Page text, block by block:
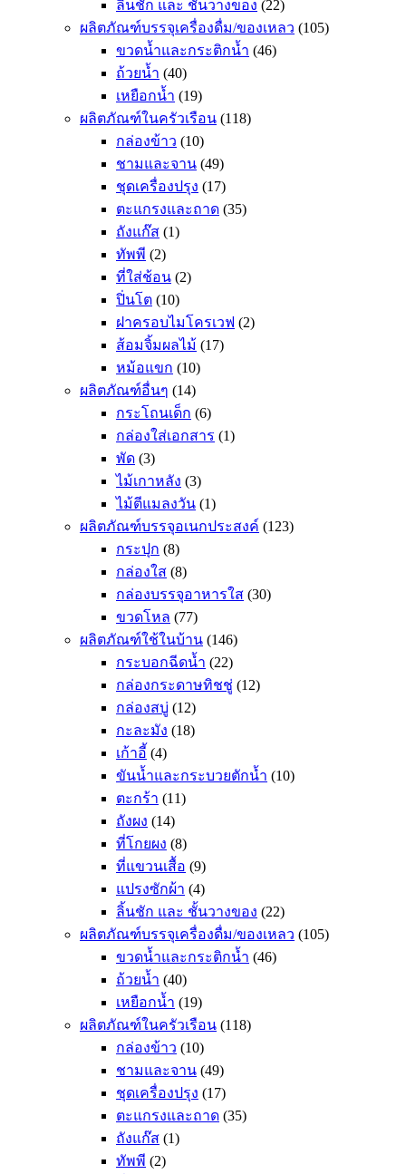
ลิ้นชัก และ ชั้นวางของ (22)
ผลิตภัณฑ์บรรจุเครื่องดื่ม/ของเหลว (105)
ขวดน้ำและกระติกน้ำ (46)
ถ้วยน้ำ (40)
เหยือกน้ำ (19)
ผลิตภัณฑ์ในครัวเรือน (118)
กล่องข้าว (10)
ชามและจาน (49)
ชุดเครื่องปรุง (17)
ตะแกรงและถาด (35)
ถังแก๊ส (1)
ทัพพี (2)
ที่ใส่ช้อน (2)
ปิ่นโต (10)
ฝาครอบไมโครเวฟ (2)
ส้อมจิ้มผลไม้ (17)
หม้อแขก (10)
ผลิตภัณฑ์อื่นๆ (14)
กระโถนเด็ก (6)
กล่องใส่เอกสาร (1)
พัด (3)
ไม้เกาหลัง (3)
ไม้ตีแมลงวัน (1)
ผลิตภัณฑ์บรรจุอเนกประสงค์ (123)
กระปุก (8)
กล่องใส (8)
กล่องบรรจุอาหารใส (30)
ขวดโหล (77)
ผลิตภัณฑ์ใช้ในบ้าน (146)
กระบอกฉีดน้ำ (22)
กล่องกระดาษทิชชู่ (12)
กล่องสบู่ (12)
กะละมัง (18)
เก้าอี้ (4)
ขันน้ำและกระบวยตักน้ำ (10)
ตะกร้า (11)
ถังผง (14)
ที่โกยผง (8)
ที่แขวนเสื้อ (9)
แปรงซักผ้า (4)
ลิ้นชัก และ ชั้นวางของ (22)
ผลิตภัณฑ์บรรจุเครื่องดื่ม/ของเหลว (105)
ขวดน้ำและกระติกน้ำ (46)
ถ้วยน้ำ (40)
เหยือกน้ำ (19)
ผลิตภัณฑ์ในครัวเรือน (118)
กล่องข้าว (10)
ชามและจาน (49)
ชุดเครื่องปรุง (17)
ตะแกรงและถาด (35)
ถังแก๊ส (1)
ทัพพี (2)